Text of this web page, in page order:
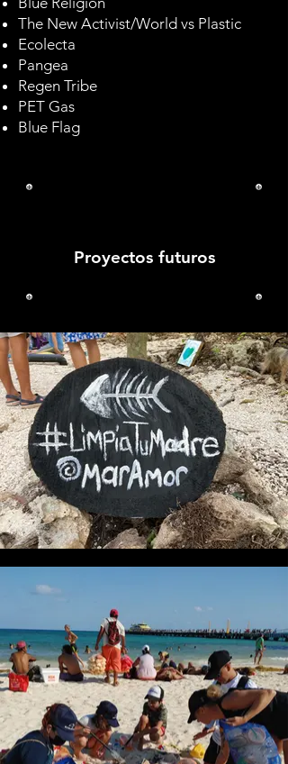
The New Activist/World vs Plastic
Ecolecta
Pangea
Regen Tribe
PET Gas
Blue Flag
Proyectos futuros